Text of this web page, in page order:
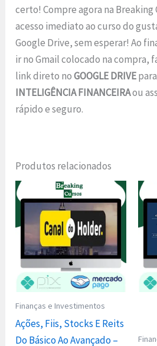
certo! Compre agora na Breaking
acesso imediato ao curso do
Google Drive, sem esperar! Ao
ir no Gmail colocado na compra,
link direto noGOOGLE DRIVE
INTELIGÊNCIA FINANCEIRAou
rápido e seguro.
Produtos relacionados
Finanças e Investimentos
Ações, Fiis, Stocks E Reits
Do Básico Ao Avançado –